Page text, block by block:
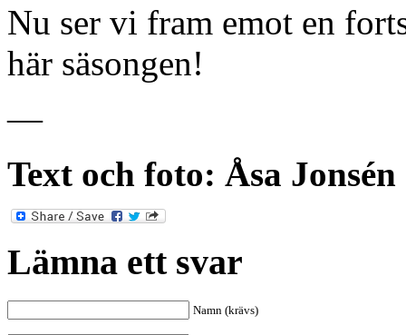
Nu ser vi fram emot en
här säsongen!
—
Text och foto: Åsa Jonsén
Lämna ett svar
Namn (krävs)